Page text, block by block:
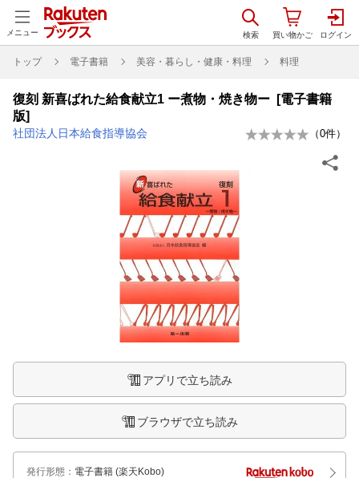
メニュー
トップ 電子書籍 美容・暮らし・健康・料理 料理
復刻 新喜ばれた給食献立1 ー煮物・焼き物ー [電子書籍
版]
社団法人日本給食指導協会 （0件）
アプリで立ち読み
ブラウザで立ち読み
発行形態 ： 電子書籍 (楽天Kobo)